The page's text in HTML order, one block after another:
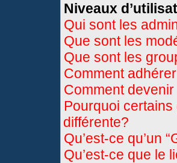
Niveaux
Qui sont les
Que sont les
Que sont les
Comment
Comment
Pourquoi
différente?
Qu’est-ce qu’un
Qu’est-ce que le